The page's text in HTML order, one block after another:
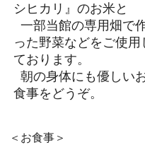
シヒカリ』のお米と
一部当館の専用畑で
った野菜などをご使用
ております。
朝の身体にも優しい
食事をどうぞ。
＜お食事＞